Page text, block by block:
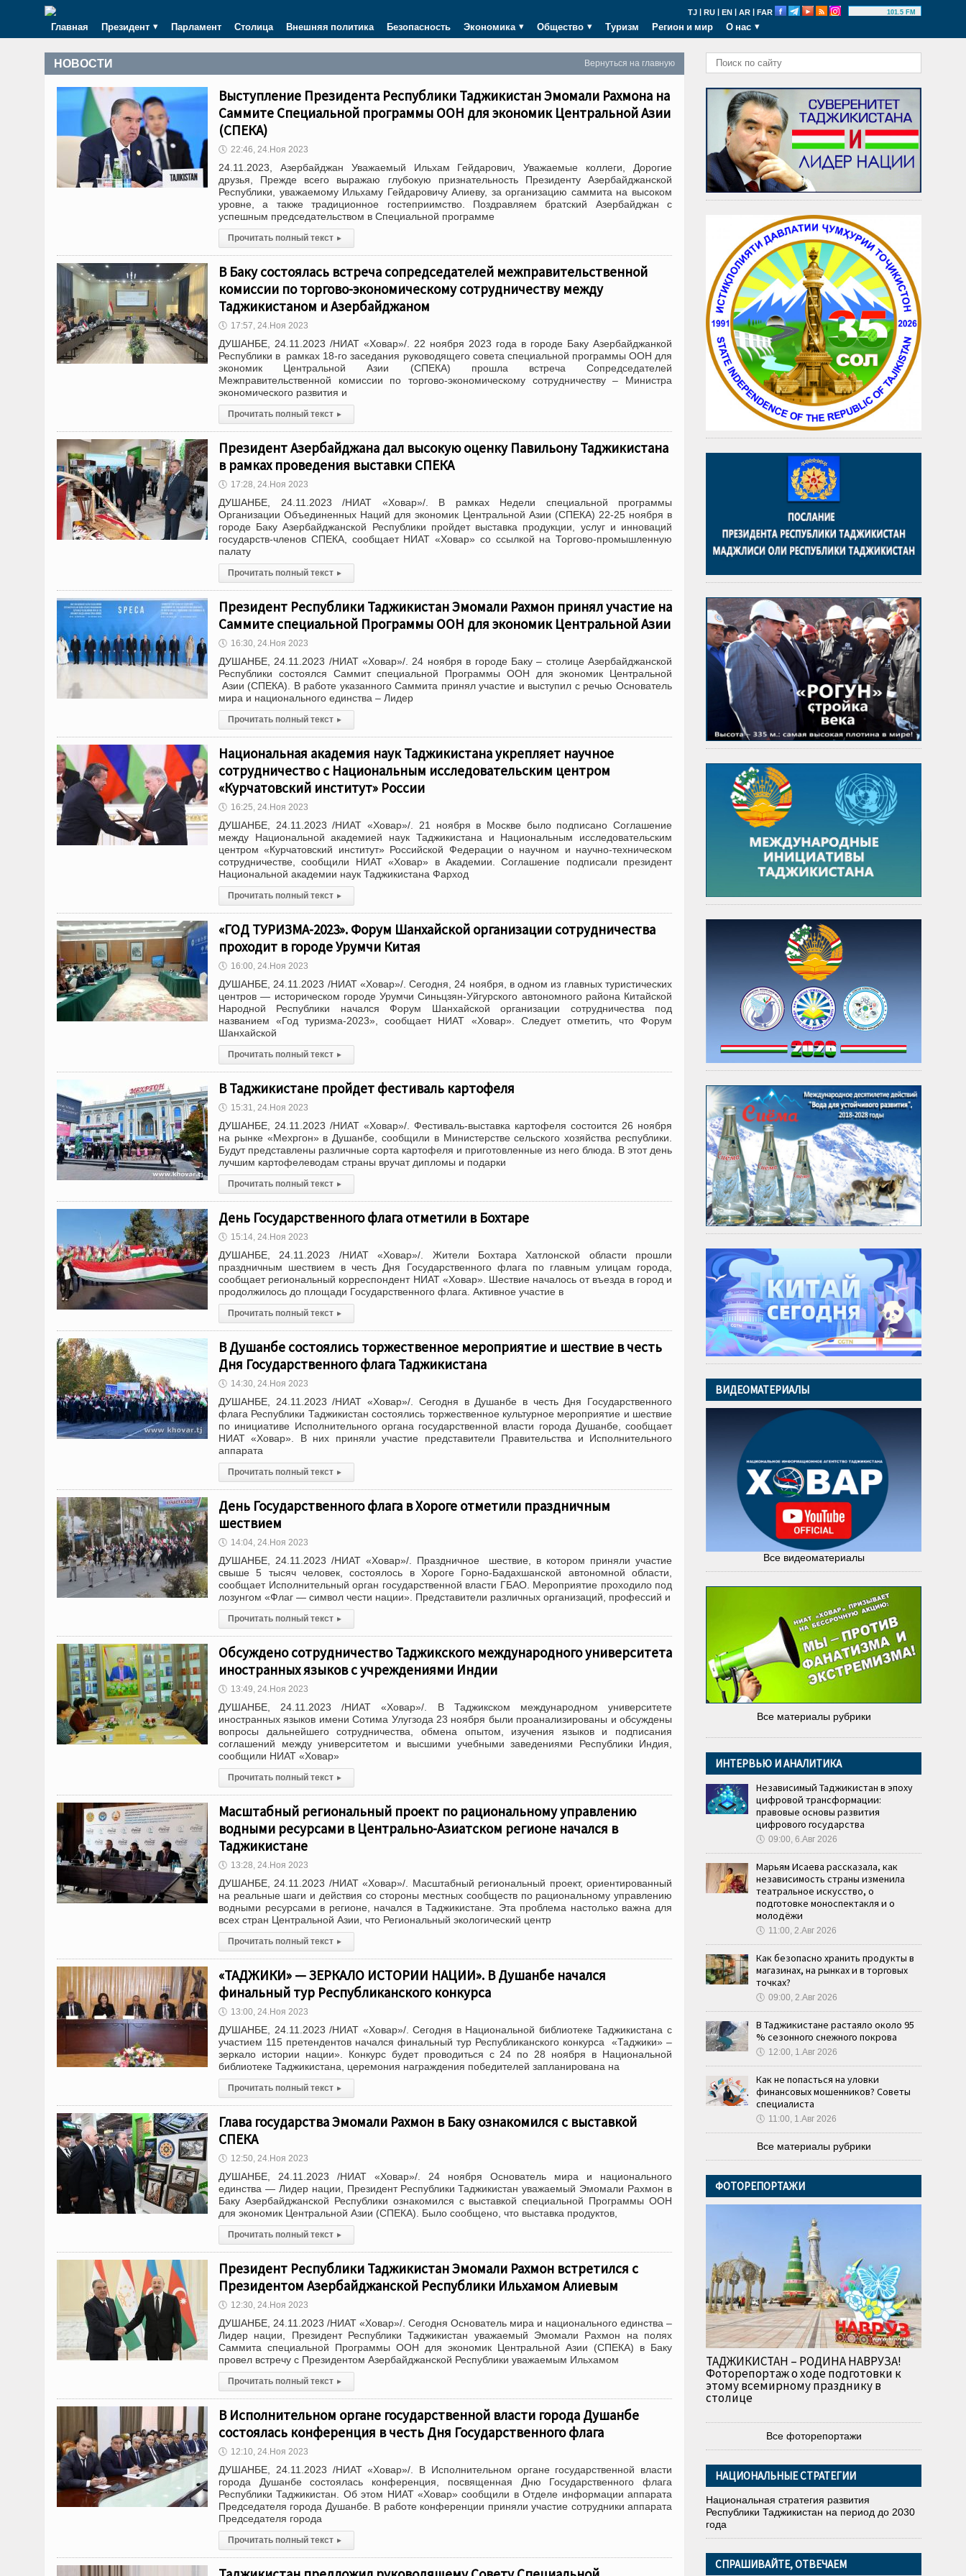
TJ | RU | EN | AR | FAR 101.5 FM
Главная Президент Парламент Столица Внешняя политика Безопасность Экономика Общество Туризм Регион и мир О нас
Вернуться на главную
НОВОСТИ
Выступление Президента Республики Таджикистан Эмомали Рахмона на
Саммите Специальной программы ООН для экономик Центральной Азии
(СПЕКА)
🕔 22:46, 24.Ноя 2023
24.11.2023, Азербайджан Уважаемый Ильхам Гейдарович, Уважаемые коллеги, Дорогие
друзья, Прежде всего выражаю глубокую признательность Президенту Азербайджанской
Республики, уважаемому Ильхаму Гейдаровичу Алиеву, за организацию саммита на высоком
уровне, а также традиционное гостеприимство. Поздравляем братский Азербайджан с
успешным председательством в Специальной программе
Прочитать полный текст ▸
В Баку состоялась встреча сопредседателей межправительственной
комиссии по торгово-экономическому сотрудничеству между
Таджикистаном и Азербайджаном
🕔 17:57, 24.Ноя 2023
ДУШАНБЕ, 24.11.2023 /НИАТ «Ховар»/. 22 ноября 2023 года в городе Баку Азербайджанкой
Республики в рамках 18-го заседания руководящего совета специальной программы ООН для
экономик Центральной Азии (СПЕКА) прошла встреча Сопредседателей
Межправительственной комиссии по торгово-экономическому сотрудничеству – Министра
экономического развития и
Прочитать полный текст ▸
Президент Азербайджана дал высокую оценку Павильону Таджикистана
в рамках проведения выставки СПЕКА
🕔 17:28, 24.Ноя 2023
ДУШАНБЕ, 24.11.2023 /НИАТ «Ховар»/. В рамках Недели специальной программы
Организации Объединенных Наций для экономик Центральной Азии (СПЕКА) 22-25 ноября в
городе Баку Азербайджанской Республики пройдет выставка продукции, услуг и инноваций
государств-членов СПЕКА, сообщает НИАТ «Ховар» со ссылкой на Торгово-промышленную
палату
Прочитать полный текст ▸
Президент Республики Таджикистан Эмомали Рахмон принял участие на
Саммите специальной Программы ООН для экономик Центральной Азии
🕔 16:30, 24.Ноя 2023
ДУШАНБЕ, 24.11.2023 /НИАТ «Ховар»/. 24 ноября в городе Баку – столице Азербайджанской
Республики состоялся Саммит специальной Программы ООН для экономик Центральной
Азии (СПЕКА). В работе указанного Саммита принял участие и выступил с речью Основатель
мира и национального единства – Лидер
Прочитать полный текст ▸
Национальная академия наук Таджикистана укрепляет научное
сотрудничество с Национальным исследовательским центром
«Курчатовский институт» России
🕔 16:25, 24.Ноя 2023
ДУШАНБЕ, 24.11.2023 /НИАТ «Ховар»/. 21 ноября в Москве было подписано Соглашение
между Национальной академией наук Таджикистана и Национальным исследовательским
центром «Курчатовский институт» Российской Федерации о научном и научно-техническом
сотрудничестве, сообщили НИАТ «Ховар» в Академии. Соглашение подписали президент
Национальной академии наук Таджикистана Фарход
Прочитать полный текст ▸
«ГОД ТУРИЗМА-2023». Форум Шанхайской организации сотрудничества
проходит в городе Урумчи Китая
🕔 16:00, 24.Ноя 2023
ДУШАНБЕ, 24.11.2023 /НИАТ «Ховар»/. Сегодня, 24 ноября, в одном из главных туристических
центров — историческом городе Урумчи Синьцзян-Уйгурского автономного района Китайской
Народной Республики начался Форум Шанхайской организации сотрудничества под
названием «Год туризма-2023», сообщает НИАТ «Ховар». Следует отметить, что Форум
Шанхайской
Прочитать полный текст ▸
В Таджикистане пройдет фестиваль картофеля
🕔 15:31, 24.Ноя 2023
ДУШАНБЕ, 24.11.2023 /НИАТ «Ховар»/. Фестиваль-выставка картофеля состоится 26 ноября
на рынке «Мехргон» в Душанбе, сообщили в Министерстве сельского хозяйства республики.
Будут представлены различные сорта картофеля и приготовленные из него блюда. В этот день
лучшим картофелеводам страны вручат дипломы и подарки
Прочитать полный текст ▸
День Государственного флага отметили в Бохтаре
🕔 15:14, 24.Ноя 2023
ДУШАНБЕ, 24.11.2023 /НИАТ «Ховар»/. Жители Бохтара Хатлонской области прошли
праздничным шествием в честь Дня Государственного флага по главным улицам города,
сообщает региональный корреспондент НИАТ «Ховар». Шествие началось от въезда в город и
продолжилось до площади Государственного флага. Активное участие в
Прочитать полный текст ▸
В Душанбе состоялись торжественное мероприятие и шествие в честь
Дня Государственного флага Таджикистана
🕔 14:30, 24.Ноя 2023
ДУШАНБЕ, 24.11.2023 /НИАТ «Ховар»/. Сегодня в Душанбе в честь Дня Государственного
флага Республики Таджикистан состоялись торжественное культурное мероприятие и шествие
по инициативе Исполнительного органа государственной власти города Душанбе, сообщает
НИАТ «Ховар». В них приняли участие представители Правительства и Исполнительного
аппарата
Прочитать полный текст ▸
День Государственного флага в Хороге отметили праздничным
шествием
🕔 14:04, 24.Ноя 2023
ДУШАНБЕ, 24.11.2023 /НИАТ «Ховар»/. Праздничное шествие, в котором приняли участие
свыше 5 тысяч человек, состоялось в Хороге Горно-Бадахшанской автономной области,
сообщает Исполнительный орган государственной власти ГБАО. Мероприятие проходило под
лозунгом «Флаг — символ чести нации». Представители различных организаций, профессий и
Прочитать полный текст ▸
Обсуждено сотрудничество Таджикского международного университета
иностранных языков с учреждениями Индии
🕔 13:49, 24.Ноя 2023
ДУШАНБЕ, 24.11.2023 /НИАТ «Ховар»/. В Таджикском международном университете
иностранных языков имени Сотима Улугзода 23 ноября были проанализированы и обсуждены
вопросы дальнейшего сотрудничества, обмена опытом, изучения языков и подписания
соглашений между университетом и высшими учебными заведениями Республики Индия,
сообщили НИАТ «Ховар»
Прочитать полный текст ▸
Масштабный региональный проект по рациональному управлению
водными ресурсами в Центрально-Азиатском регионе начался в
Таджикистане
🕔 13:28, 24.Ноя 2023
ДУШАНБЕ, 24.11.2023 /НИАТ «Ховар»/. Масштабный региональный проект, ориентированный
на реальные шаги и действия со стороны местных сообществ по рациональному управлению
водными ресурсами в регионе, начался в Таджикистане. Эта проблема настолько важна для
всех стран Центральной Азии, что Региональный экологический центр
Прочитать полный текст ▸
«ТАДЖИКИ» — ЗЕРКАЛО ИСТОРИИ НАЦИИ». В Душанбе начался
финальный тур Республиканского конкурса
🕔 13:00, 24.Ноя 2023
ДУШАНБЕ, 24.11.2023 /НИАТ «Ховар»/. Сегодня в Национальной библиотеке Таджикистана с
участием 115 претендентов начался финальный тур Республиканского конкурса «Таджики» –
зеркало истории нации». Конкурс будет проводиться с 24 по 28 ноября в Национальной
библиотеке Таджикистана, церемония награждения победителей запланирована на
Прочитать полный текст ▸
Глава государства Эмомали Рахмон в Баку ознакомился с выставкой
СПЕКА
🕔 12:50, 24.Ноя 2023
ДУШАНБЕ, 24.11.2023 /НИАТ «Ховар»/. 24 ноября Основатель мира и национального
единства — Лидер нации, Президент Республики Таджикистан уважаемый Эмомали Рахмон в
Баку Азербайджанской Республики ознакомился с выставкой специальной Программы ООН
для экономик Центральной Азии (СПЕКА). Было сообщено, что выставка продуктов,
Прочитать полный текст ▸
Президент Республики Таджикистан Эмомали Рахмон встретился с
Президентом Азербайджанской Республики Ильхамом Алиевым
🕔 12:30, 24.Ноя 2023
ДУШАНБЕ, 24.11.2023 /НИАТ «Ховар»/. Сегодня Основатель мира и национального единства –
Лидер нации, Президент Республики Таджикистан уважаемый Эмомали Рахмон на полях
Саммита специальной Программы ООН для экономик Центральной Азии (СПЕКА) в Баку
провел встречу с Президентом Азербайджанской Республики уважаемым Ильхамом
Прочитать полный текст ▸
В Исполнительном органе государственной власти города Душанбе
состоялась конференция в честь Дня Государственного флага
🕔 12:10, 24.Ноя 2023
ДУШАНБЕ, 24.11.2023 /НИАТ «Ховар»/. В Исполнительном органе государственной власти
города Душанбе состоялась конференция, посвященная Дню Государственного флага
Республики Таджикистан. Об этом НИАТ «Ховар» сообщили в Отделе информации аппарата
Председателя города Душанбе. В работе конференции приняли участие сотрудники аппарата
Председателя города
Прочитать полный текст ▸
ВИДЕОМАТЕРИАЛЫ
Все видеоматериалы
Все материалы рубрики
ИНТЕРВЬЮ И АНАЛИТИКА
Независимый Таджикистан в эпоху
цифровой трансформации:
правовые основы развития
цифрового государства
🕔 09:00, 6.Авг 2026
Марьям Исаева рассказала, как
независимость страны изменила
театральное искусство, о
подготовке моноспектакля и о
молодёжи
🕔 11:00, 2.Авг 2026
Как безопасно хранить продукты в
магазинах, на рынках и в торговых
точках?
🕔 09:00, 2.Авг 2026
В Таджикистане растаяло около 95
% сезонного снежного покрова
🕔 12:00, 1.Авг 2026
Как не попасться на уловки
финансовых мошенников? Советы
специалиста
🕔 11:00, 1.Авг 2026
Все материалы рубрики
ФОТОРЕПОРТАЖИ
ТАДЖИКИСТАН – РОДИНА НАВРУЗА!
Фоторепортаж о ходе подготовки к
этому всемирному празднику в
столице
Все фоторепортажи
НАЦИОНАЛЬНЫЕ СТРАТЕГИИ
Национальная стратегия развития
Республики Таджикистан на период до 2030
года
СПРАШИВАЙТЕ, ОТВЕЧАЕМ